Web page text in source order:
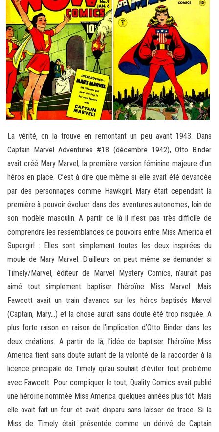
La vérité, on la trouve en remontant un peu avant 1943. Dans
Captain Marvel Adventures #18 (décembre 1942), Otto Binder
avait créé Mary Marvel, la première version féminine majeure d’un
héros en place. C’est à dire que même si elle avait été devancée
par des personnages comme Hawkgirl, Mary était cependant la
première à pouvoir évoluer dans des aventures autonomes, loin de
son modèle masculin. A partir de là il n’est pas très difficile de
comprendre les ressemblances de pouvoirs entre Miss America et
Supergirl : Elles sont simplement toutes les deux inspirées du
moule de Mary Marvel. D’ailleurs on peut même se demander si
Timely/Marvel, éditeur de Marvel Mystery Comics, n’aurait pas
aimé tout simplement baptiser l’héroïne Miss Marvel. Mais
Fawcett avait un train d’avance sur les héros baptisés Marvel
(Captain, Mary…) et la chose aurait sans doute été trop risquée. A
plus forte raison en raison de l’implication d’Otto Binder dans les
deux créations. A partir de là, l’idée de baptiser l’héroïne Miss
America tient sans doute autant de la volonté de la raccorder à la
licence principale de Timely qu’au souhait d’éviter tout problème
avec Fawcett. Pour compliquer le tout, Quality Comics avait publié
une héroïne nommée Miss America quelques années plus tôt. Mais
elle avait fait un four et avait disparu sans laisser de trace. Si la
Miss de Timely était présentée comme un dérivé de Captain